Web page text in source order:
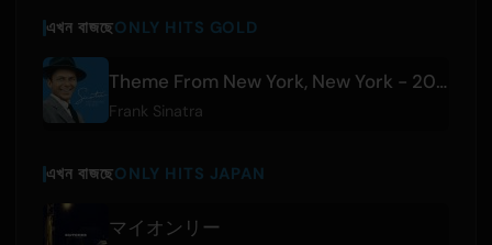
এখন বাজছেONLY HITS GOLD
Theme From New York, New York - 2008 Remastered
Frank Sinatra
এখন বাজছেONLY HITS JAPAN
マイオンリー